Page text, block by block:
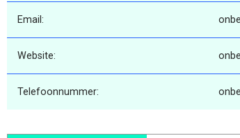
Email:
Website:
Telefoonnummer: